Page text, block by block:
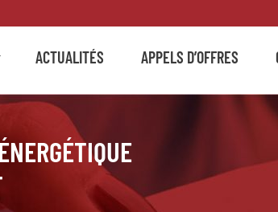
ACTUALITÉS APPELS D’OFFRES